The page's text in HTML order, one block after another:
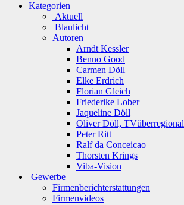
Kategorien
Aktuell
Blaulicht
Autoren
Arndt Kessler
Benno Good
Carmen Döll
Elke Erdrich
Florian Gleich
Friederike Lober
Jaqueline Döll
Oliver Döll, TVüberregional
Peter Ritt
Ralf da Conceicao
Thorsten Krings
Viba-Vision
Gewerbe
Firmenberichterstattungen
Firmenvideos